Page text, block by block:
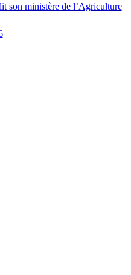
son ministère de l’Agriculture